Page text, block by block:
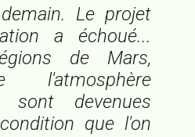
Le projet
a échoué...
de Mars,
l'atmosphère
sont devenues
que l'on